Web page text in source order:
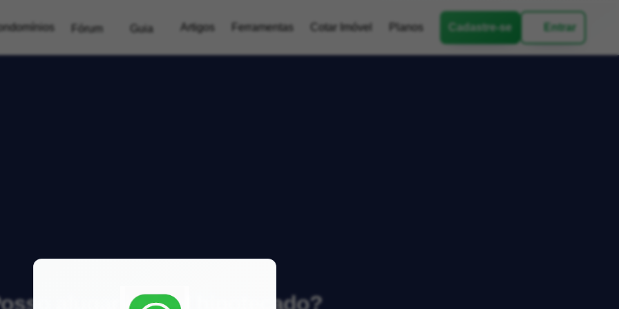
Fórum Guia Artigos Ferramentas Cotar Imóvel Planos Cadastre-se Entrar
alugar imóvel hipotecado?